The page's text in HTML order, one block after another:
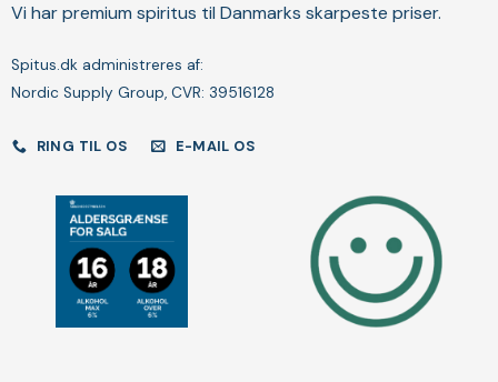
Vi har premium spiritus til Danmarks skarpeste priser.
Spitus.dk administreres af:
Nordic Supply Group, CVR: 39516128
RING TIL OS E-MAIL OS